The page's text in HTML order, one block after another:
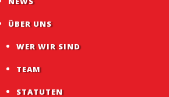
ÜBER UNS
WER WIR SIND
TEAM
STATUTEN